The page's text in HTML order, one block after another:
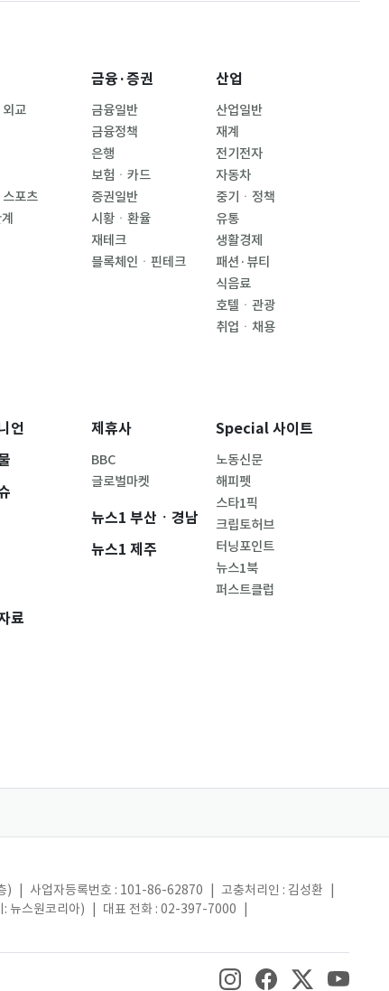
교
포츠
금융·증권
금융일반
금융정책
은행
보험ㆍ카드
증권일반
시황ㆍ환율
재테크
블록체인ㆍ핀테크
산업
산업일반
재계
전기전자
자동차
중기ㆍ정책
유통
생활경제
패션·뷰티
식음료
호텔ㆍ관광
취업ㆍ채용
언
료
제휴사
BBC
글로벌마켓
뉴스1 부산ㆍ경남
뉴스1 제주
Special 사이트
노동신문
해피펫
스타1픽
크립토허브
터닝포인트
뉴스1북
퍼스트클럽
) 사업자등록번호 : 101-86-62870 고충처리인 : 김성환
뉴스원코리아) 대표 전화 : 02-397-7000